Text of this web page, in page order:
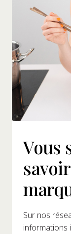
Vous
Sur nos
informations